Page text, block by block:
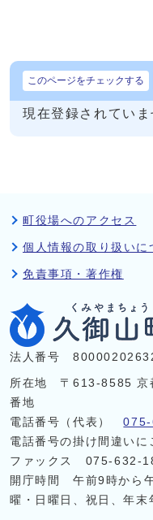
このページをチェックする
現在登録されていま
町役場へのアクセス
個人情報の取り扱いに
免責事項・著作権
法人番号
所在地 〒613-8585 京
番地
電話番号（代表）
電話番号の掛け間違いに
ファックス 075-632-
開庁時間 午前9時から
曜・日曜日、祝日、年末